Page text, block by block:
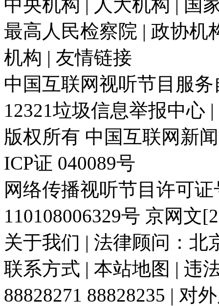
中央机构 | 人大机构 | 国
最高人民检察院 | 政协机
机构 | 友情链接
中国互联网视听节目服
12321垃圾信息举报中心
版权所有 中国互联网新
ICP证 040089号
网络传播视听节目许可
110108006329号 京网文
关于我们 | 法律顾问：北
联系方式 | 本站地图 | 违
88828271 88828235 | 对